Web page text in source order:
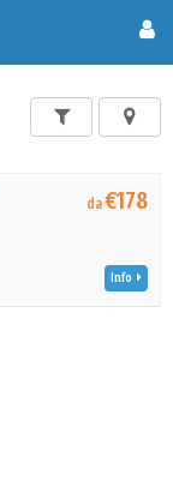
da€178
Info